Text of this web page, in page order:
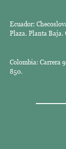
Ecuador:
Plaza. Planta Baja.
Colombia: Carrera
850.